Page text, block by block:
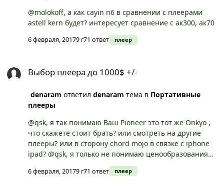
@molokoff, а как cayin n6 в сравнении с плеерами
astell kern будет? интересует сравнение с ак300, ак70
6 февраля, 20179 г71 ответ плеер
Выбор плеера до 1000$ +/-
denaram ответил denaram тема в Портативные
плееры
@qsk, я так понимаю Ваш Pioneer это тот же Onkyo ,
что скажете стоит брать? или смотреть на другие
плееры? или в сторону chord mojo в связке с iphone
ipad? @qsk, я только не понимаю ценообразования
на onkyo у меня в стране 1000, на спам 550
6 февраля, 20179 г71 ответ плеер